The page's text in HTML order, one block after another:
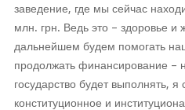
заведение, где мы сейчас
млн. грн. Ведь это – здоровье
дальнейшем будем помогать
продолжать финансирование –
государство будет выполнять, я
конституционное и